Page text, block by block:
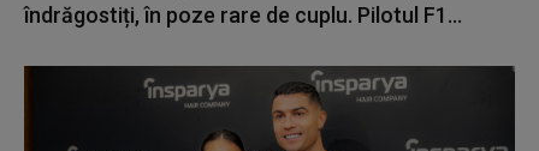
îndrăgostiți, în poze rare de cuplu. Pilotul F1...